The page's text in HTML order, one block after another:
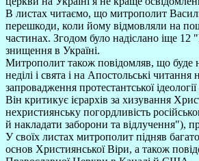
В листах читаємо, що митрополит
перешкоди, коли йому відмовляли на
частинах. Згодом було надіслано іще
знищення в Україні.
Митрополит також повідомляв, що буде
неділі і свята і на Апостольські
запровадження протестантської
Він критикує ієрархів за хизування
нехристиянську погордливість
й накладати заборони та відлучення"),
У своїх листах митрополит підняв
основ Християнської Віри, а також